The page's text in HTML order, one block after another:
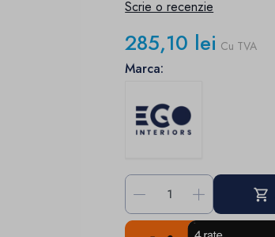
Scrie o recenzie
285,10 lei Cu TVA
Marca:
- +